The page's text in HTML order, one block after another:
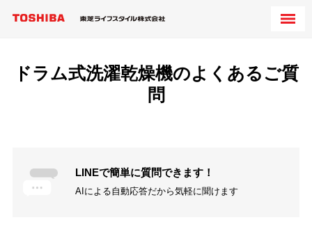
ドラム式洗濯乾燥機のよくあるご質
問
LINEで簡単に質問できます！
AIによる自動応答だから気軽に聞けます